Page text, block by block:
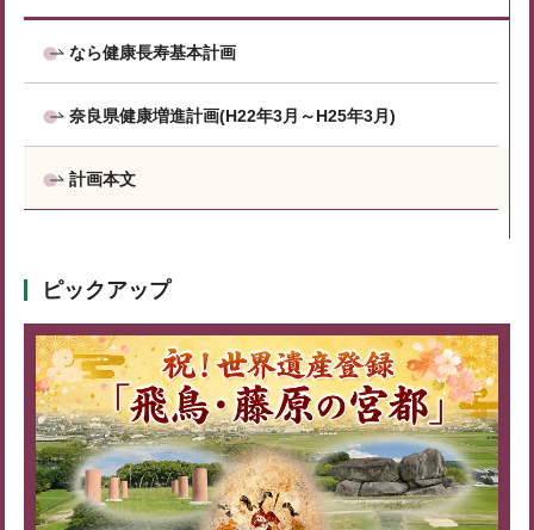
なら健康長寿基本計画
奈良県健康増進計画(H22年3月～H25年3月)
計画本文
ピックアップ